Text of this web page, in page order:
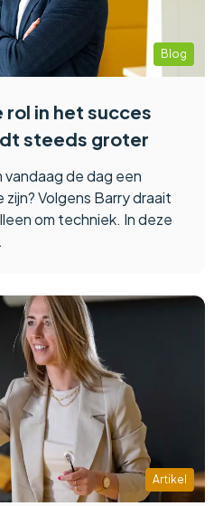
Blog
rol in het succes
steeds groter
de dag een
Volgens Barry draait
om techniek. In deze
Artikel